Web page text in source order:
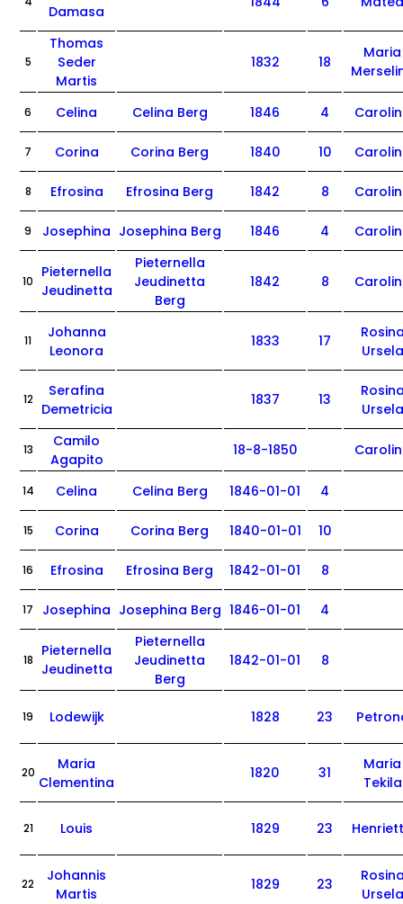
Damasa
5
Thomas
Seder
Martis
1832 18
Maria
6 Celina Celina Berg 1846 4
7 Corina Corina Berg 1840 10
8 Efrosina Efrosina Berg 1842 8
9 Josephina Josephina Berg 1846 4
10
Pieternella
Jeudinetta
Pieternella
Jeudinetta
Berg
1842 8
11
Johanna
Leonora
1833 17
Ursela
12
Serafina
Demetricia
1837 13
Ursela
13
Camilo
Agapito
18-8-1850
14 Celina Celina Berg 1846-01-01 4
15 Corina Corina Berg 1840-01-01 10
16 Efrosina Efrosina Berg 1842-01-01 8
17 Josephina Josephina Berg 1846-01-01 4
18
Pieternella
Jeudinetta
Pieternella
Jeudinetta
Berg
1842-01-01 8
19 Lodewijk 1828 23
20
Maria
Clementina
1820 31
Maria
Tekila
21 Louis 1829 23
22
Johannis
Martis
1829 23
Ursela